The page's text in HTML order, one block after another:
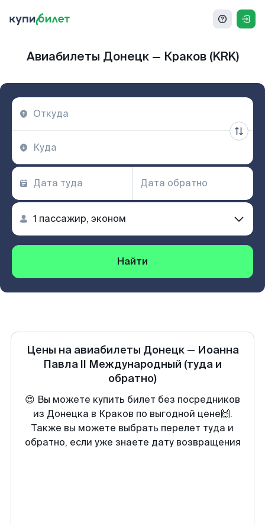
Авиабилеты Донецк — Краков (KRK)
Найти
Цены на авиабилеты Донецк— Иоанна
Павла II Международный (туда и
обратно)
😍 Вы можете купить билет без посредников
из Донецка в Краков по выгодной цене🙌.
Также вы можете выбрать перелет туда и
обратно, если уже знаете дату возвращения